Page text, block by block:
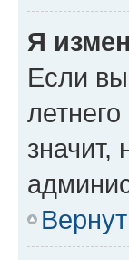
Я
Если
значит,